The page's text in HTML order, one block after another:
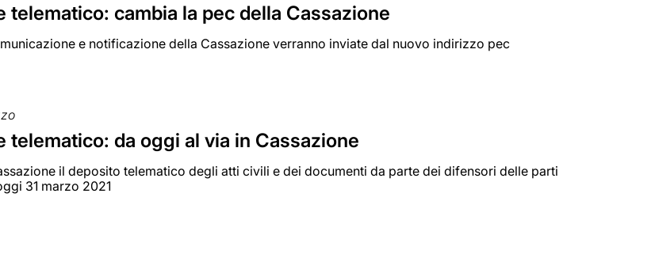
telematico: cambia la pec della Cassazione
e notificazione della Cassazione verranno inviate dal nuovo indirizzo pec
telematico: da oggi al via in Cassazione
il deposito telematico degli atti civili e dei documenti da parte dei difensori delle parti
31 marzo 2021